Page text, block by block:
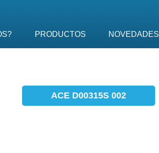
PRODUCTOS NOVEDADES
ACE D00315S 002